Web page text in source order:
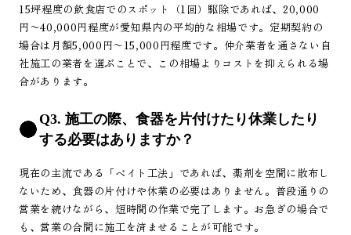
15坪程度の飲食店でのスポット（1回）駆除であれば、20,000
円〜40,000円程度が愛知県内の平均的な相場です。定期契約の
場合は月額5,000円〜15,000円程度です。仲介業者を通さない自
社施工の業者を選ぶことで、この相場よりコストを抑えられる場
合があります。
Q3. 施工の際、食器を片付けたり休業したり
する必要はありますか？
現在の主流である「ベイト工法」であれば、薬剤を空間に散布し
ないため、食器の片付けや休業の必要はありません。普段通りの
営業を続けながら、短時間の作業で完了します。お急ぎの場合で
も、営業の合間に施工を済ませることが可能です。